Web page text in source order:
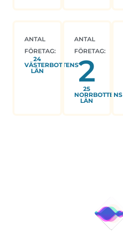
ANTAL
FÖRETAG:
24
VÄSTERBOTTENS
LÄN
ANTAL
FÖRETAG:
2
25
NORRBOTTENS
LÄN